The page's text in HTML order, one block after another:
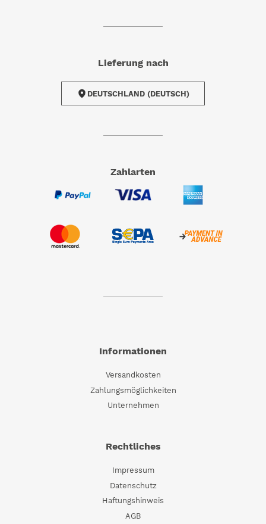
Lieferung nach
DEUTSCHLAND (DEUTSCH)
Zahlarten
Informationen
Versandkosten
Zahlungsmöglichkeiten
Unternehmen
Rechtliches
Impressum
Datenschutz
Haftungshinweis
AGB